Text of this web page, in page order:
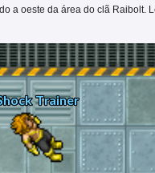
a oeste da área do clã Raibolt.